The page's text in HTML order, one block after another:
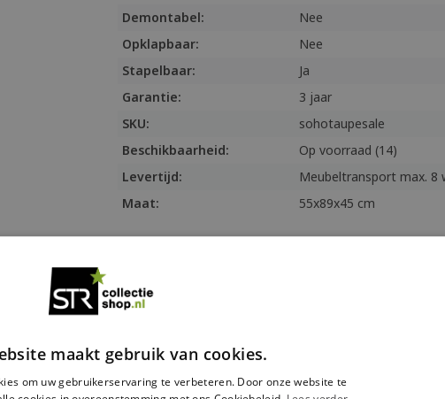
Demontabel:
Nee
Opklapbaar:
Nee
Stapelbaar:
Ja
Garantie:
3 jaar
SKU:
sohotaupesale
Beschikbaarheid:
Op voorraad (14)
Levertijd:
Meubeltransport max. 8
Maat:
55x89x45 cm
Stoel Soho
Stapelbare kunststof stoel met
De Soho kunststof stoel van Siesta heeft een
elegant en luchtig maakt. De stapelstoel Soho wordt
materiaal is polypropyleen versterkt met glasvezel.
maakt gebruik van cookies.
om uw gebruikerservaring te verbeteren. Door onze website te